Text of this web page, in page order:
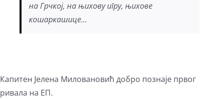
на Грчкој, на њихову игру, њихове
кошаркашице…
Капитен Јелена Миловановић добро познаје првог
ривала на ЕП.